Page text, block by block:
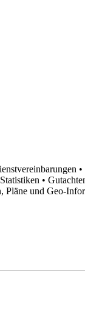
•
Pläne und Geo-